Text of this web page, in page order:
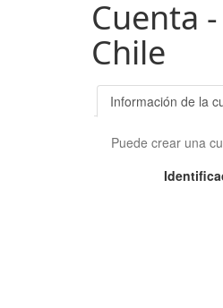
Cuenta
Chile
Información de la
Puede crear una